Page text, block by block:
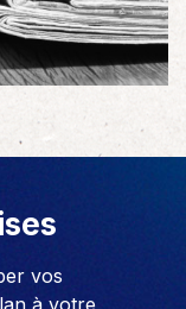
vos
à votre